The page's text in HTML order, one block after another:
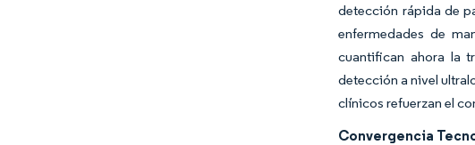
detección rápida de
enfermedades de
cuantifican ahora la
detección a nivel
clínicos refuerzan el
Convergencia